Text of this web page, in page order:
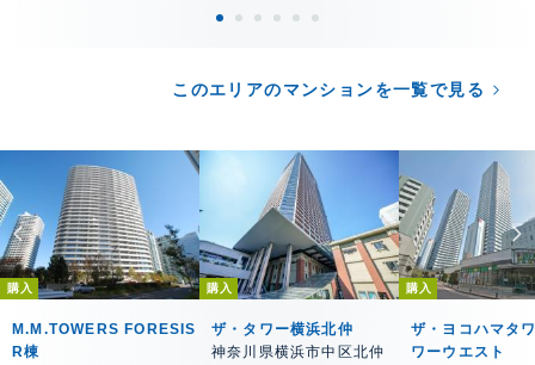
このエリアのマンションを一覧で見る
購入
M.M.TOWERS FORESIS
R棟
購入
ザ・タワー横浜北仲
神奈川県横浜市中区北仲
購入
ザ・ヨコハマタ
ワーウエスト